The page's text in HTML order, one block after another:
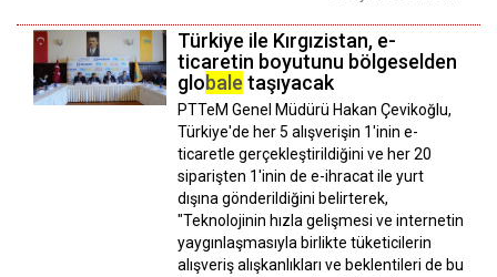
Türkiye ile Kırgızistan, e-
ticaretin boyutunu bölgeselden
globale taşıyacak
PTTeM Genel Müdürü Hakan Çevikoğlu,
Türkiye'de her 5 alışverişin 1'inin e-
ticaretle gerçekleştirildiğini ve her 20
siparişten 1'inin de e-ihracat ile yurt
dışına gönderildiğini belirterek,
"Teknolojinin hızla gelişmesi ve internetin
yaygınlaşmasıyla birlikte tüketicilerin
alışveriş alışkanlıkları ve beklentileri de bu